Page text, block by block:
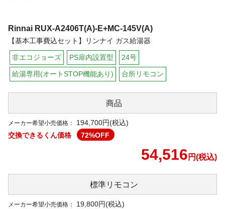
Rinnai RUX-A2406T(A)-E+MC-145V(A)
【基本工事費込セット】リンナイ ガス給湯器
非エコジョーズ PS扉内設置型 24号
給湯専用(オートSTOP機能あり) 台所リモコン
商品
メーカー希望小売価格：
194,700円(税込)
交換できるくん価格
72%OFF
54,516 円(税込)
標準リモコン
メーカー希望小売価格： 19,800円(税込)